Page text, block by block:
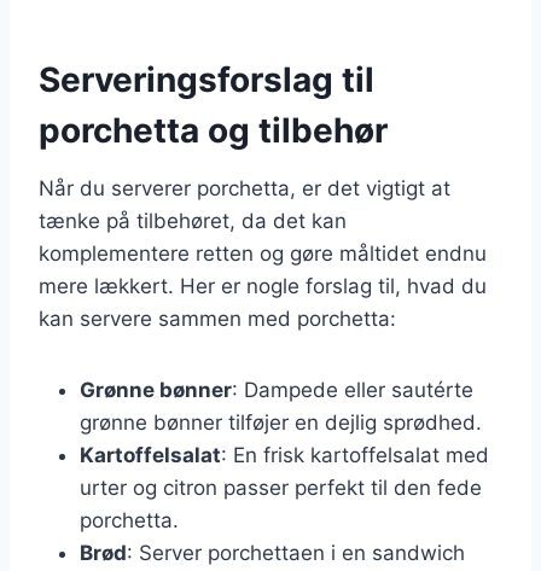
Serveringsforslag til
porchetta og tilbehør
Når du serverer porchetta, er det vigtigt at
tænke på tilbehøret, da det kan
komplementere retten og gøre måltidet endnu
mere lækkert. Her er nogle forslag til, hvad du
kan servere sammen med porchetta:
Grønne bønner: Dampede eller sautérte
grønne bønner tilføjer en dejlig sprødhed.
Kartoffelsalat: En frisk kartoffelsalat med
urter og citron passer perfekt til den fede
porchetta.
Brød: Server porchettaen i en sandwich